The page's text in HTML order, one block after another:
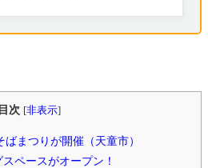
目次 [非表示]
まつりが開催（天童市）
ペースがオープン！